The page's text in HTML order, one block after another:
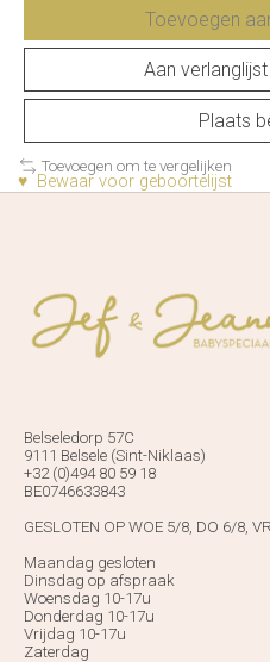
Toevoegen
Aan
Plaats
Toevoegen om te vergelijken
♥ Bewaar voor geboortelijst
Belseledorp 57C
9111 Belsele (Sint-Niklaas)
+32 (0)494 80 59 18
BE0746633843
GESLOTEN OP WOE 5/8, DO 6/8,
Maandag gesloten
Dinsdag op afspraak
Woensdag 10-17u
Donderdag 10-17u
Vrijdag 10-17u
Zaterdag